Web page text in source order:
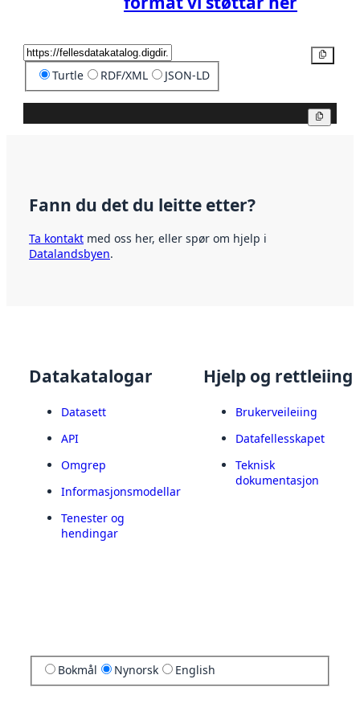
Turtle RDF/XML JSON-LD
Fann du det du leitte etter?
Ta kontakt med oss her, eller spør om hjelp i
Datalandsbyen.
Datakatalogar
Datasett
API
Omgrep
Informasjonsmodellar
Tenester og
hendingar
Hjelp og rettleiing
Brukerveileiing
Datafellesskapet
Teknisk
dokumentasjon
Bokmål Nynorsk English